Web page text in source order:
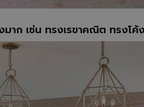
าก เช่น ทรงเรขาคณิต ทรงโค้